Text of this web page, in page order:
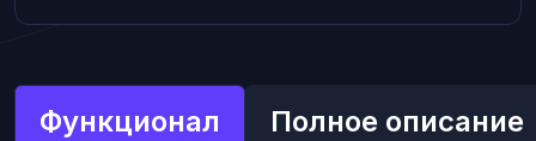
Функционал Полное описание